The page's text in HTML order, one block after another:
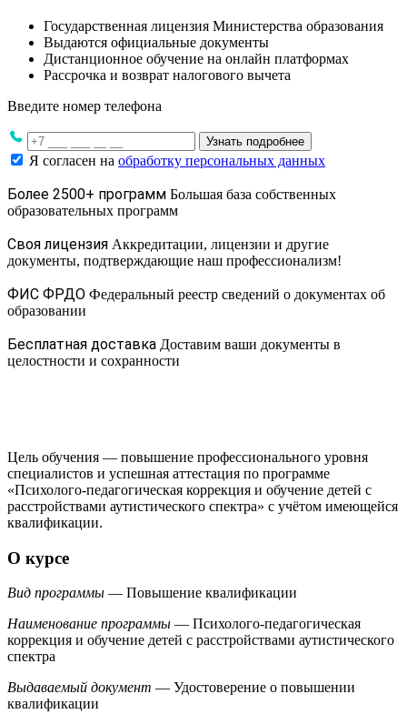
Государственная лицензия Министерства образования
Выдаются официальные документы
Дистанционное обучение на онлайн платформах
Рассрочка и возврат налогового вычета
Введите номер телефона
Узнать подробнее
Я согласен на обработку персональных данных
Более 2500+ программ Большая база собственных
образовательных программ
Своя лицензия Аккредитации, лицензии и другие
документы, подтверждающие наш профессионализм!
ФИС ФРДО Федеральный реестр сведений о документах об
образовании
Бесплатная доставка Доставим ваши документы в
целостности и сохранности
Цель обучения — повышение профессионального уровня
специалистов и успешная аттестация по программе
«Психолого-педагогическая коррекция и обучение детей с
расстройствами аутистического спектра» с учётом имеющейся
квалификации.
О курсе
Вид программы — Повышение квалификации
Наименование программы — Психолого-педагогическая
коррекция и обучение детей с расстройствами аутистического
спектра
Выдаваемый документ — Удостоверение о повышении
квалификации